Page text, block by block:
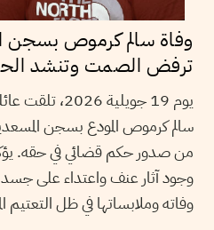
وفاة سالم كرموص بسجن
ترفض الصمت وتنشد
يوم 19 جويلية
من صدور حكم قضائي في حقه.
وجود آثار عنف واعتداء على
وفاته وملابساتها في ظل التعتيم